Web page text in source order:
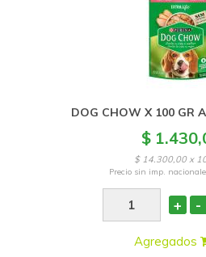
DOG CHOW X 100 GR
$
$ 14.300,00 x
Precio sin imp.
+ -
Agregados